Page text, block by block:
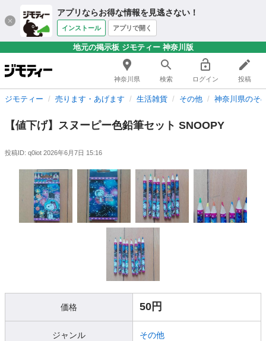
アプリならお得な情報を見逃さない！
インストール アプリで開く
地元の掲示板 ジモティー 神奈川版
神奈川県 検索 ログイン 投稿
ジモティー 売ります・あげます 生活雑貨 その他 神奈川県のそ
【値下げ】スヌーピー色鉛筆セット SNOOPY
投稿ID: q0iot 2026年6月7日 15:16
価格 50円
ジャンル その他